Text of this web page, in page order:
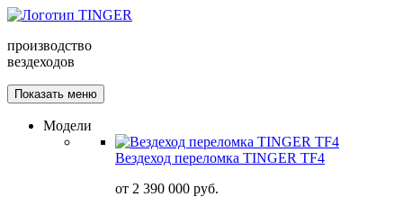
производство
вездеходов
Показать меню
Модели
Вездеход переломка TINGER TF4
от 2 390 000 руб.